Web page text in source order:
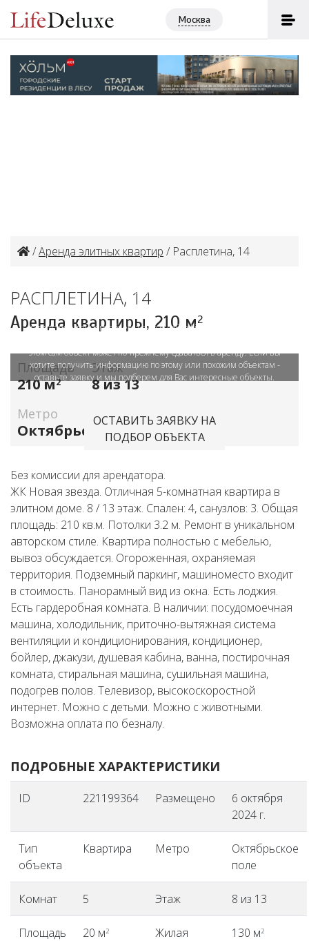
Москва
/Аренда элитных квартир / Расплетина, 14
РАСПЛЕТИНА, 14
Аренда квартиры, 210 м2
Объект в архиве или сдан
Отсутствие данного объекта в базе сайта LifeDeluxe.ru означает,
этом сам объект может по-прежнему сдаваться в аренду. Если вы
хотите получить информацию по этому или похожим объектам -
оставьте заявку и мы подберем для Вас интересные объекты.
ОСТАВИТЬ ЗАЯВКУ НА
ПОДБОР ОБЪЕКТА
Площадь
210 м2
Этаж
8 из 13
Метро
Октябрьское поле
Без комиссии для арендатора.
ЖК Новая звезда. Отличная 5-комнатная квартира в
элитном доме. 8 / 13 этаж. Спален: 4, санузлов: 3. Общая
площадь: 210 кв.м. Потолки 3.2 м. Ремонт в уникальном
авторском стиле. Квартира полностью с мебелью,
вывоз обсуждается. Огороженная, охраняемая
территория. Подземный паркинг, машиноместо входит
в стоимость. Панорамный вид из окна. Есть лоджия.
Есть гардеробная комната. В наличии: посудомоечная
машина, холодильник, приточно-вытяжная система
вентиляции и кондиционирования, кондиционер,
бойлер, джакузи, душевая кабина, ванна, постирочная
комната, стиральная машина, сушильная машина,
подогрев полов. Телевизор, высокоскоростной
интернет. Можно с детьми. Можно с животными.
Возможна оплата по безналу.
ПОДРОБНЫЕ ХАРАКТЕРИСТИКИ
ID 221199364 Размещено
6 октября
2024 г.
Тип
объекта
Квартира Метро
Октябрьское
поле
Комнат 5 Этаж 8 из 13
Площадь
20 м2
Жилая
130 м2